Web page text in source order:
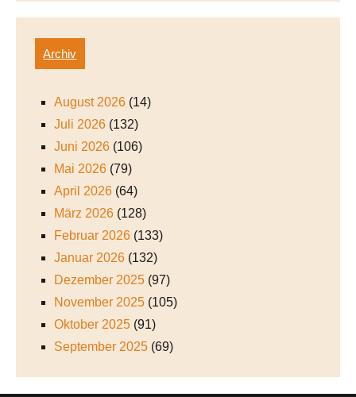
Archiv
August 2026 (14)
Juli 2026 (132)
Juni 2026 (106)
Mai 2026 (79)
April 2026 (64)
März 2026 (128)
Februar 2026 (133)
Januar 2026 (132)
Dezember 2025 (97)
November 2025 (105)
Oktober 2025 (91)
September 2025 (69)